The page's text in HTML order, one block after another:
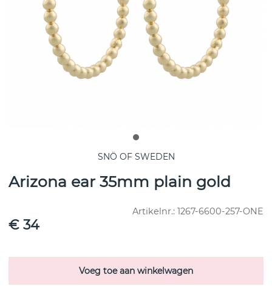
SNÖ OF SWEDEN
Arizona ear 35mm plain gold
Artikelnr.: 1267-6600-257-ONE
€ 34
Voeg toe aan winkelwagen